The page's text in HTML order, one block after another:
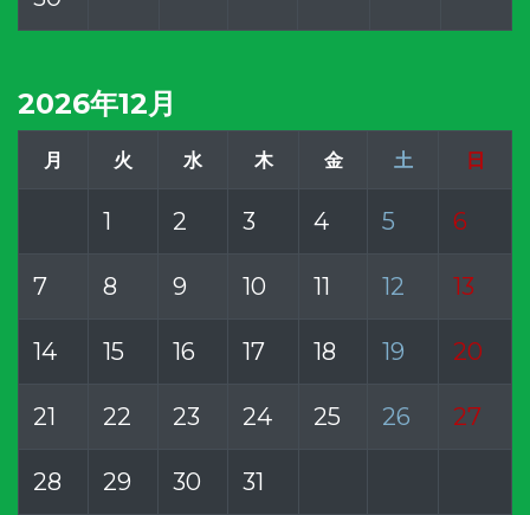
2026年12月
月 火 水 木 金 土 日
1 2 3 4 5 6
7 8 9 10 11 12 13
14 15 16 17 18 19 20
21 22 23 24 25 26 27
28 29 30 31